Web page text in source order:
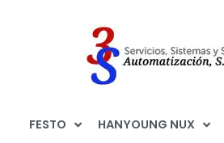
FESTO HANYOUNG NUX